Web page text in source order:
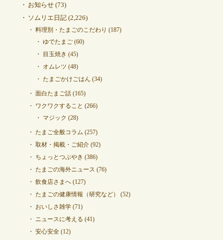
お知らせ(73)
ソムリエ日記(2,226)
料理別・たまごのこだわり (187)
ゆでたまご(60)
目玉焼き (45)
オムレツ (48)
たまごかけごはん (34)
面白たまご話(165)
ワクワクすること (266)
マジック (28)
たまご全般コラム (257)
取材・掲載・ご紹介(92)
ちょっとつぶやき (386)
たまごの海外ニュース (76)
飲食店さまへ(127)
たまごの健康情報（研究など）
(52)
おいしさ雑学(71)
ニュースに考える (41)
安心安全(12)